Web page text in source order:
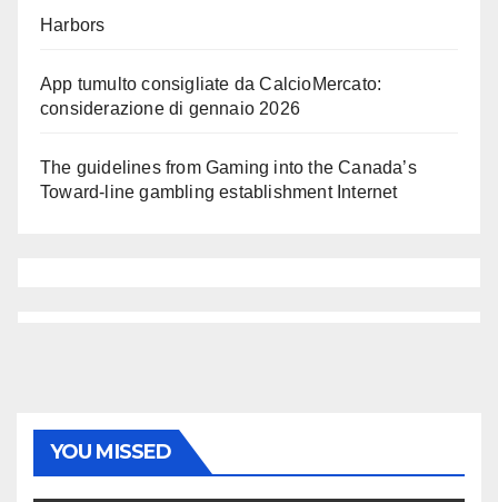
Harbors
App tumulto consigliate da CalcioMercato:
considerazione di gennaio 2026
The guidelines from Gaming into the Canada’s
Toward-line gambling establishment Internet
YOU MISSED